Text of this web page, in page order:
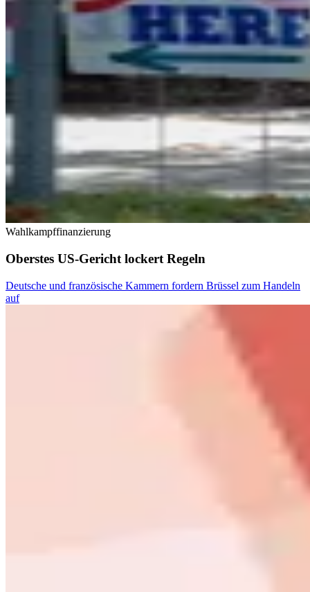
Wahlkampffinanzierung
Oberstes US-Gericht lockert Regeln
Deutsche und französische Kammern fordern Brüssel zum Handeln
auf